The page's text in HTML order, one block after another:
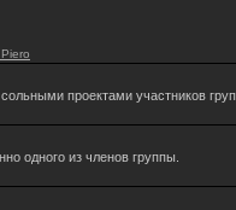
проектами участников
одного из членов группы.